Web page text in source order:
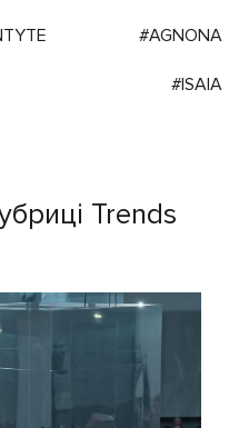
#AGNONA
#ISAIA
Trends